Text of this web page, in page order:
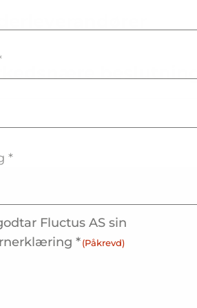
Fluctus AS sin
*(Påkrevd)